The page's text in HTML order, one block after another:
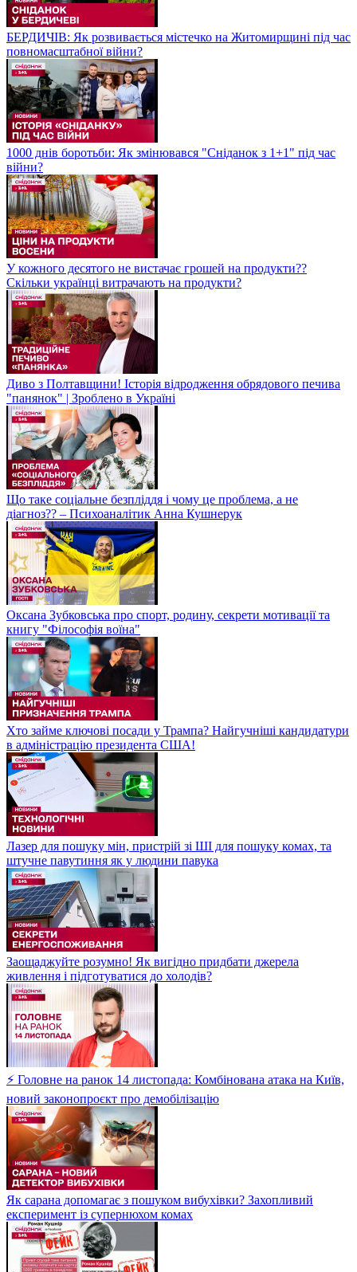
БЕРДИЧІВ: Як розвивається містечко на Житомирщині під час
повномасштабної війни?
1000 днів боротьби: Як змінювався "Сніданок з 1+1" під час
війни?
У кожного десятого не вистачає грошей на продукти??
Скільки українці витрачають на продукти?
Диво з Полтавщини! Історія відродження обрядового печива
"панянок" | Зроблено в Україні
Що таке соціальне безпліддя і чому це проблема, а не
діагноз?? – Психоаналітик Анна Кушнерук
Оксана Зубковська про спорт, родину, секрети мотивації та
книгу "Філософія воїна"
Хто займе ключові посади у Трампа? Найгучніші кандидатури
в адміністрацію президента США!
Лазер для пошуку мін, пристрій зі ШІ для пошуку комах, та
штучне павутиння як у людини павука
Заощаджуйте розумно! Як вигідно придбати джерела
живлення і підготуватися до холодів?
⚡ Головне на ранок 14 листопада: Комбінована атака на Київ,
новий законопроєкт про демобілізацію
Як сарана допомагає з пошуком вибухівки? Захопливий
експеримент із супернюхом комах